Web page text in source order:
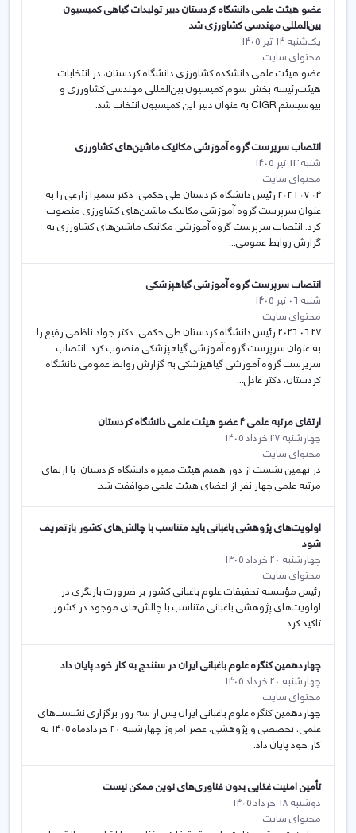
عضو هیئت علمی دانشگاه کردستان دبیر تولیدات گیاهی کمیسیون
بین‌المللی مهندسی کشاورزی شد
یک‌شنبه 14 تیر 1405
محتوای سایت
عضو هیئت علمی دانشکده کشاورزی دانشگاه کردستان، در انتخابات
هیئت‌رئیسه بخش سوم کمیسیون بین‌المللی مهندسی کشاورزی و
بیوسیستم CIGR به عنوان دبیر این کمیسیون انتخاب شد.
انتصاب سرپرست گروه آموزشی مکانیک ماشین‌های کشاورزی
شنبه 13 تیر 1405
محتوای سایت
04 07 2026 رئیس دانشگاه کردستان طی حکمی، دکتر سمیرا زارعی را به
عنوان سرپرست گروه آموزشی مکانیک ماشین‌های کشاورزی منصوب
کرد. انتصاب سرپرست گروه آموزشی مکانیک ماشین‌های کشاورزی به
گزارش روابط عمومی...
انتصاب سرپرست گروه آموزشی گیاهپزشكی
شنبه 06 تیر 1405
محتوای سایت
27 06 2026 رئیس دانشگاه کردستان طی حکمی، دکتر جواد ناظمی رفیع را
به عنوان سرپرست گروه آموزشی گیاهپزشكی منصوب کرد. انتصاب
سرپرست گروه آموزشی گیاهپزشكی به گزارش روابط عمومی دانشگاه
کردستان، دکتر عادل...
ارتقای مرتبه علمی 4 عضو هیئت علمی دانشگاه کردستان
چهارشنبه 27 خرداد 1405
محتوای سایت
در نهمین نشست از دور هفتم هیئت ممیزه دانشگاه کردستان، با ارتقای
مرتبه علمی چهار نفر از اعضای هیئت علمی موافقت شد.
اولویت‌های پژوهشی باغبانی باید متناسب با چالش‌های کشور بازتعریف
شود
چهارشنبه 20 خرداد 1405
محتوای سایت
رئیس مؤسسه تحقیقات علوم باغبانی کشور بر ضرورت بازنگری در
اولویت‌های پژوهشی باغبانی متناسب با چالش‌های موجود در کشور
تاکید کرد.
چهاردهمین کنگره علوم باغبانی ایران در سنندج به کار خود پایان داد
چهارشنبه 20 خرداد 1405
محتوای سایت
چهاردهمین کنگره علوم باغبانی ایران پس از سه روز برگزاری نشست‌های
علمی، تخصصی و پژوهشی، عصر امروز چهارشنبه ۲۰ خردادماه ۱۴۰۵ به
کار خود پایان داد.
تأمین امنیت غذایی بدون فناوری‌های نوین ممکن نیست
دوشنبه 18 خرداد 1405
محتوای سایت